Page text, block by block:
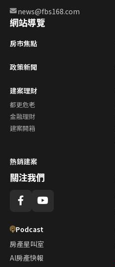
news@fbs168.com
網站導覽
房市焦點
政策新聞
建案理財
都更危老
金融理財
建案開箱
熱銷建案
關注我們
Podcast
房產星叫室
AI房產快報